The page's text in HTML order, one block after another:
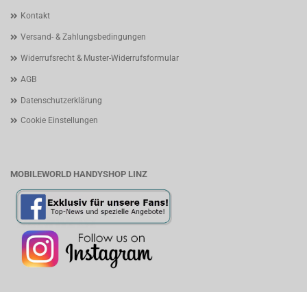
Kontakt
Versand- & Zahlungsbedingungen
Widerrufsrecht & Muster-Widerrufsformular
AGB
Datenschutzerklärung
Cookie Einstellungen
MOBILEWORLD HANDYSHOP LINZ